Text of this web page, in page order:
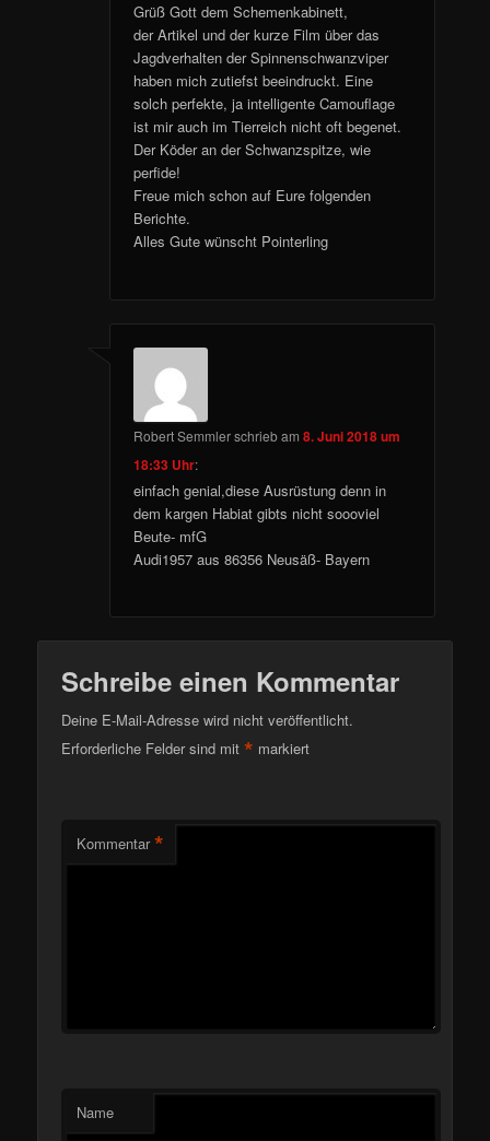
Grüß Gott dem Schemenkabinett,
der Artikel und der kurze Film über das
Jagdverhalten der Spinnenschwanzviper
haben mich zutiefst beeindruckt. Eine
solch perfekte, ja intelligente Camouflage
ist mir auch im Tierreich nicht oft begenet.
Der Köder an der Schwanzspitze, wie
perfide!
Freue mich schon auf Eure folgenden
Berichte.
Alles Gute wünscht Pointerling
Robert Semmlerschriebam8. Juni 2018 um
18:33 Uhr:
einfach genial,diese Ausrüstung denn in
dem kargen Habiat gibts nicht soooviel
Beute- mfG
Audi1957 aus 86356 Neusäß- Bayern
Schreibe einen Kommentar
Deine E-Mail-Adresse wird nicht veröffentlicht.
Erforderliche Felder sind mit* markiert
Kommentar *
Name